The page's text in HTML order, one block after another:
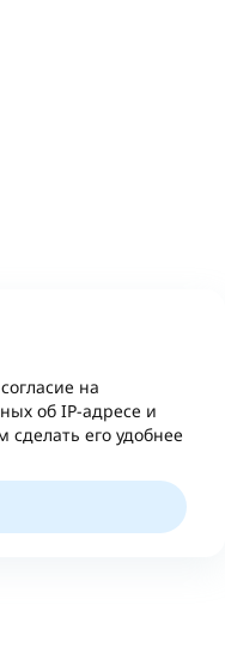
на
об IP-адресе и
его удобнее